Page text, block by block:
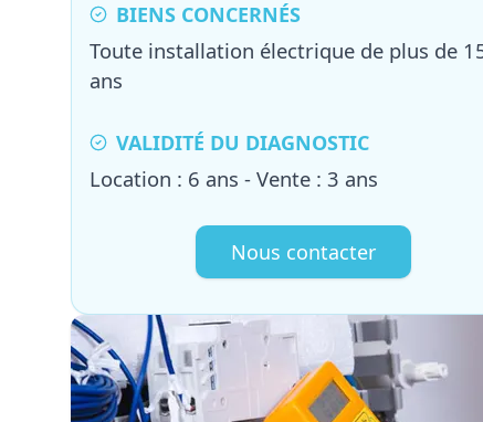
BIENS CONCERNÉS
Toute installation électrique de plus de
ans
VALIDITÉ DU DIAGNOSTIC
Location : 6 ans - Vente : 3 ans
Nous contacter